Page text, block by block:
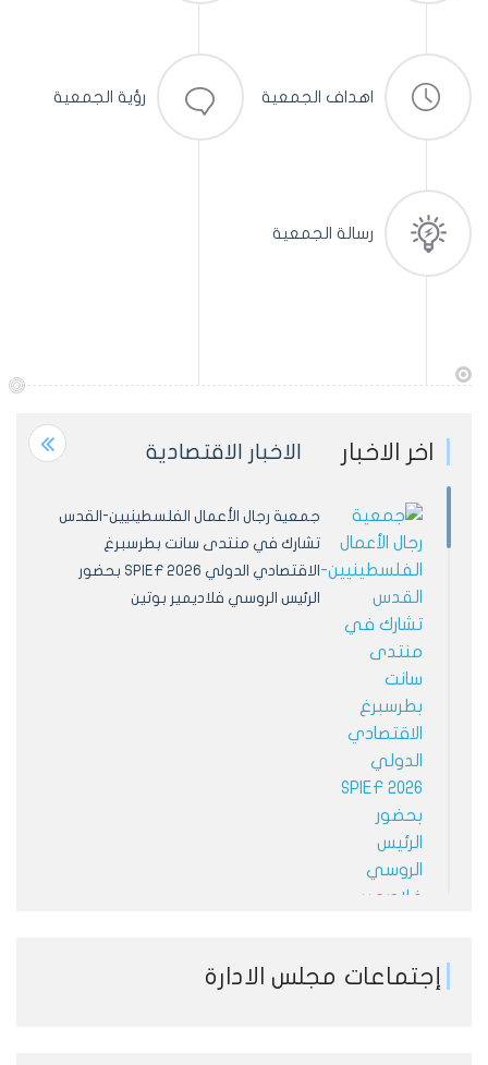
اهداف الجمعية رؤية الجمعية
رسالة الجمعية
اخر الاخبار الاخبار الاقتصادية
جمعية رجال الأعمال الفلسطينيين-القدس
تشارك في منتدى سانت بطرسبرغ
الاقتصادي الدولي SPIEF 2026 بحضور
الرئيس الروسي فلاديمير بوتين
الجمعية تبحث مع غرفة تجارة وصناعة أثيناإجتماعات مجلس الادارة